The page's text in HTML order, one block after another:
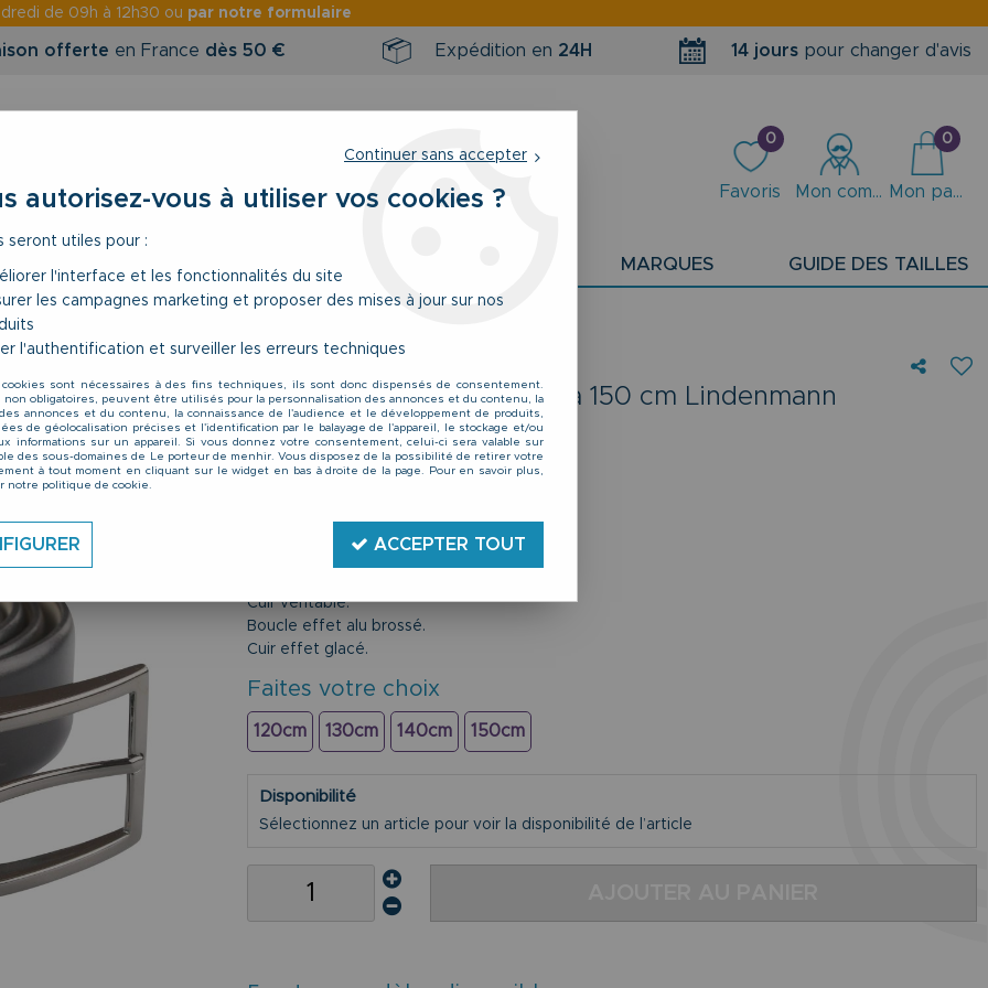
de 09h à 12h30 ou par notre formulaire
offerte en France dès 50 € Expédition en 24H 14 jours pour changer d'avis
0
Favoris Mon compte
0
Mon panier
MARQUES GUIDE DES TAILLES
Ceinture Cuir Noir de 120 à 150 cm Lindenmann
Ceinture Cuir Noir de 120 à 150 cm Lindenmann
54,90 €TTC
Marque Lindenmann.
Cuir véritable.
Boucle effet alu brossé.
Cuir effet glacé.
Faites votre choix
120cm 130cm 140cm 150cm
Disponibilité
Sélectionnez un article pour voir la disponibilité de l’article
Continuer sans accepter
autorisez-vous à utiliser vos cookies ?
seront utiles pour :
l'interface et les fonctionnalités du site
les campagnes marketing et proposer des mises à jour sur nos
l'authentification et surveiller les erreurs techniques
cookies sont nécessaires à des fins techniques, ils sont donc dispensés de consentement.
non obligatoires, peuvent être utilisés pour la personnalisation des annonces et du contenu, la
annonces et du contenu, la connaissance de l'audience et le développement de produits,
de géolocalisation précises et l'identification par le balayage de l'appareil, le stockage et/ou
informations sur un appareil. Si vous donnez votre consentement, celui-ci sera valable sur
des sous-domaines de Le porteur de menhir. Vous disposez de la possibilité de retirer votre
à tout moment en cliquant sur le widget en bas à droite de la page. Pour en savoir plus,
notre politique de cookie.
ACCEPTER TOUT